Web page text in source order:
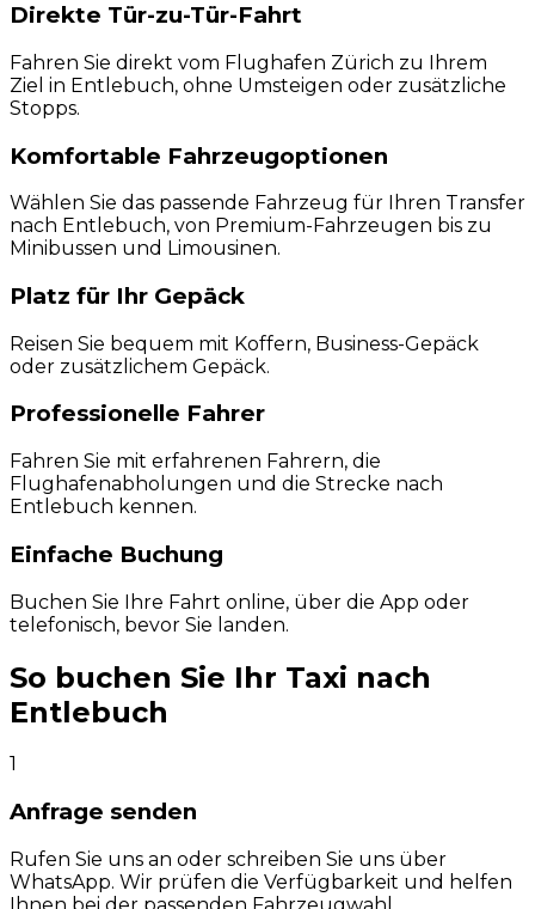
Direkte Tür-zu-Tür-Fahrt
Fahren Sie direkt vom Flughafen Zürich zu Ihrem
Ziel in Entlebuch, ohne Umsteigen oder zusätzliche
Stopps.
Komfortable Fahrzeugoptionen
Wählen Sie das passende Fahrzeug für Ihren Transfer
nach Entlebuch, von Premium-Fahrzeugen bis zu
Minibussen und Limousinen.
Platz für Ihr Gepäck
Reisen Sie bequem mit Koffern, Business-Gepäck
oder zusätzlichem Gepäck.
Professionelle Fahrer
Fahren Sie mit erfahrenen Fahrern, die
Flughafenabholungen und die Strecke nach
Entlebuch kennen.
Einfache Buchung
Buchen Sie Ihre Fahrt online, über die App oder
telefonisch, bevor Sie landen.
So buchen Sie Ihr Taxi nach
Entlebuch
1
Anfrage senden
Rufen Sie uns an oder schreiben Sie uns über
WhatsApp. Wir prüfen die Verfügbarkeit und helfen